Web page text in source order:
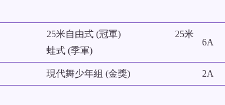
25米自由式 (冠軍) 25米
蛙式 (季軍)
6A
現代舞少年組 (金獎) 2A